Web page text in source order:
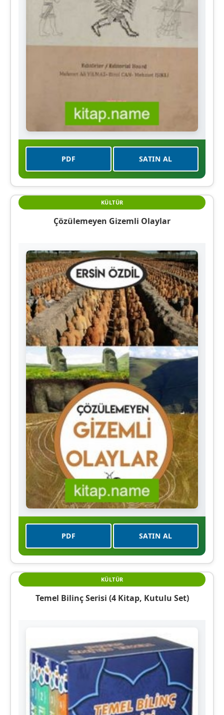
PDF SATIN AL
KÜLTÜR
Çözülemeyen Gizemli Olaylar
PDF SATIN AL
KÜLTÜR
Temel Bilinç Serisi (4 Kitap, Kutulu Set)